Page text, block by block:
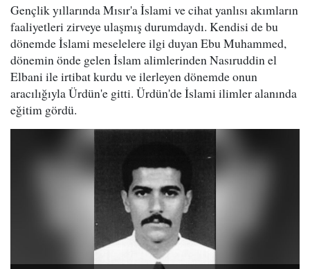
Gençlik yıllarında Mısır'a İslami ve cihat yanlısı akımların
faaliyetleri zirveye ulaşmış durumdaydı. Kendisi de bu
dönemde İslami meselelere ilgi duyan Ebu Muhammed,
dönemin önde gelen İslam alimlerinden Nasıruddin el
Elbani ile irtibat kurdu ve ilerleyen dönemde onun
aracılığıyla Ürdün'e gitti. Ürdün'de İslami ilimler alanında
eğitim gördü.